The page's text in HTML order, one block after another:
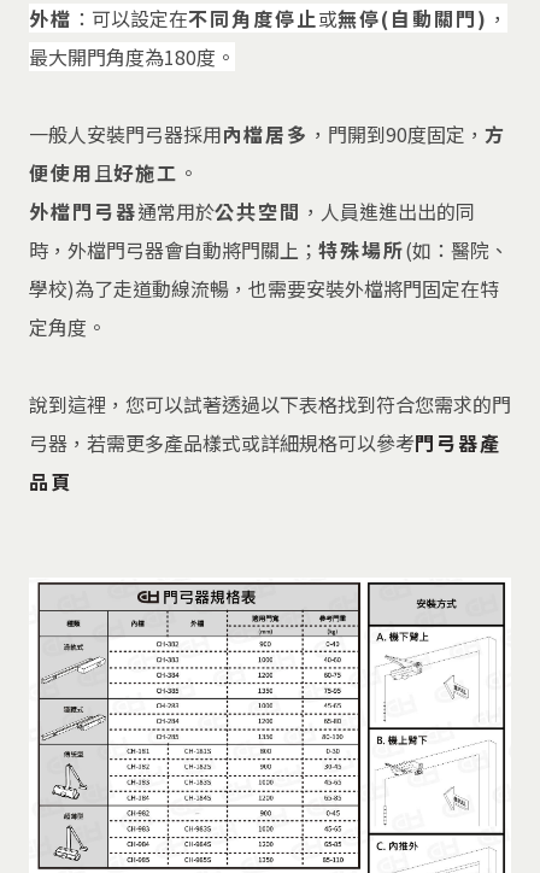
外檔 ：可以設定在不同角度停止或無停(自動關門) ，
最大開門角度為180度。
一般人安裝門弓器採用內檔居多 ，門開到90度固定， 方
便使用且好施工 。
外檔門弓器通常用於公共空間 ，人員進進出出的同
時，外檔門弓器會自動將門關上； 特殊場所(如：醫院、
學校)為了走道動線流暢，也需要安裝外檔將門固定在特
定角度。
說到這裡，您可以試著透過以下表格找到符合您需求的門
弓器，若需更多產品樣式或詳細規格可以參考門弓器產
品頁